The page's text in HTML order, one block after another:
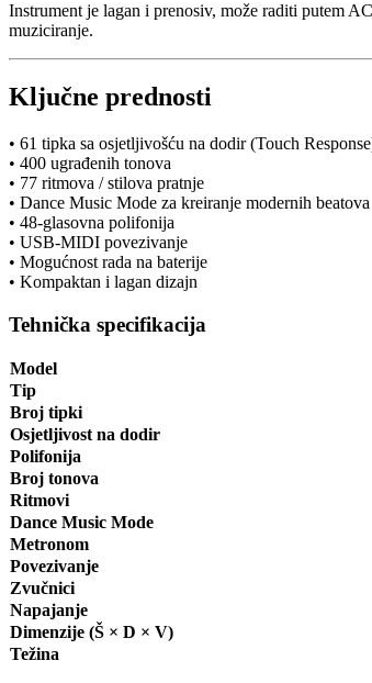
Instrument je lagan i prenosiv, može raditi putem
muziciranje.
Ključne prednosti
• 61 tipka sa osjetljivošću na dodir (Touch
• 400 ugrađenih tonova
• 77 ritmova / stilova pratnje
• Dance Music Mode za kreiranje modernih beatova
• 48-glasovna polifonija
• USB-MIDI povezivanje
• Mogućnost rada na baterije
• Kompaktan i lagan dizajn
Tehnička specifikacija
Model
Tip
Broj tipki
Osjetljivost na dodir
Polifonija
Broj tonova
Ritmovi
Dance Music Mode
Metronom
Povezivanje
Zvučnici
Napajanje
Dimenzije (Š × D × V)
Težina